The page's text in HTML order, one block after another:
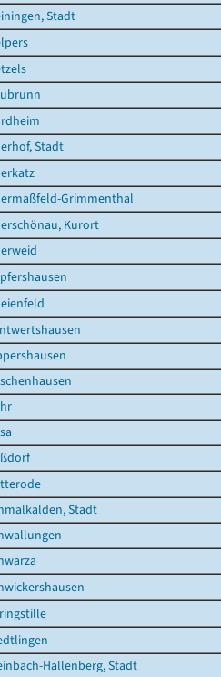
Stadt
Stadt
Grimmenthal
Kurort
Stadt
Hallenberg, Stadt